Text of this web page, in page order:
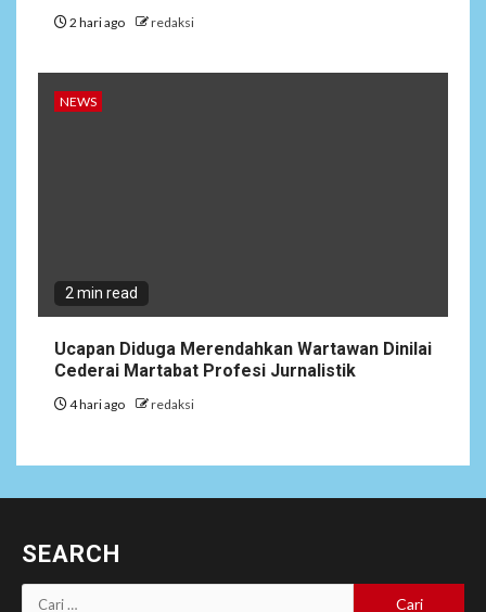
2 hari ago redaksi
NEWS
2 min read
Ucapan Diduga Merendahkan Wartawan Dinilai
Cederai Martabat Profesi Jurnalistik
4 hari ago redaksi
SEARCH
Cari